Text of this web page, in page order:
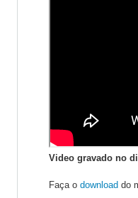
Video gravado no
Faça o download do